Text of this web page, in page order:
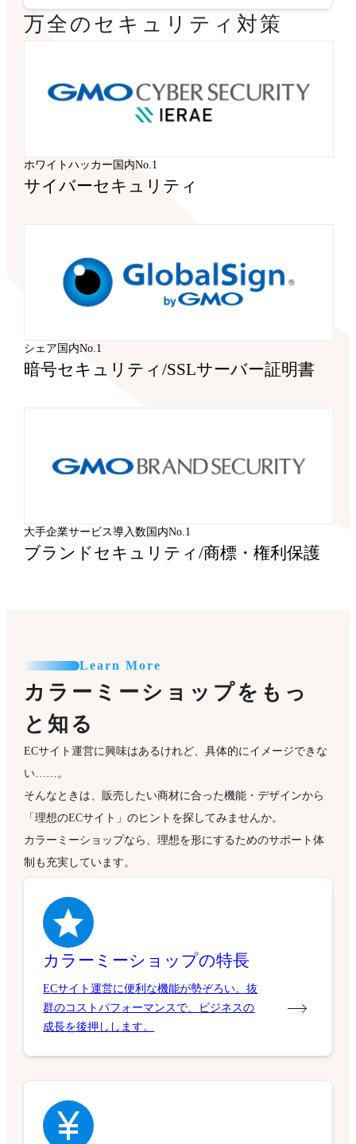
万全のセキュリティ対策
ホワイトハッカー国内No.1
サイバーセキュリティ
シェア国内No.1
暗号セキュリティ/SSLサーバー証明書
大手企業サービス導入数国内No.1
ブランドセキュリティ/商標・権利保護
Learn More
カラーミーショップをもっ
と知る
ECサイト運営に興味はあるけれど、具体的にイメージできな
い……。
そんなときは、販売したい商材に合った機能・デザインから
「理想のECサイト」のヒントを探してみませんか。
カラーミーショップなら、理想を形にするためのサポート体
制も充実しています。
カラーミーショップの特長
ECサイト運営に便利な機能が勢ぞろい。抜
群のコストパフォーマンスで、ビジネスの
成長を後押しします。